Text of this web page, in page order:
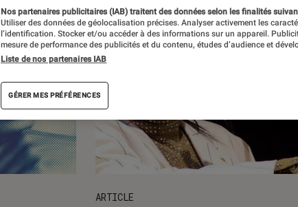
ARTICLE
Nos partenaires publicitaires (IAB) traitent des données selon les finalités
Utiliser des données de géolocalisation précises. Analyser activement les
l’identification. Stocker et/ou accéder à des informations sur un appareil.
mesure de performance des publicités et du contenu, études d’audience et
Liste de nos partenaires IAB
GÉRER MES PRÉFÉRENCES